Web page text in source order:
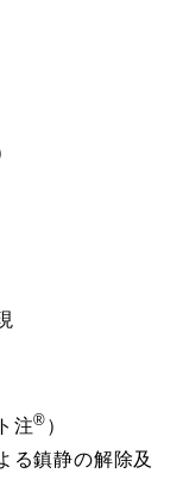
注® ）
る鎮静の解除及